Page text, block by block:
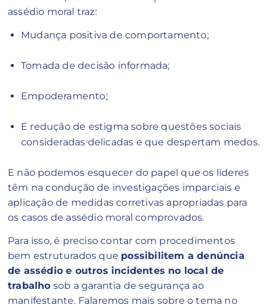
assédio moral traz:
Mudança positiva de comportamento;
Tomada de decisão informada;
Empoderamento;
E redução de estigma sobre questões sociais
consideradas delicadas e que despertam medos.
E não podemos esquecer do papel que os líderes
têm na condução de investigações imparciais e
aplicação de medidas corretivas apropriadas para
os casos de assédio moral comprovados.
Para isso, é preciso contar com procedimentos
bem estruturados que possibilitem a denúncia
de assédio e outros incidentes no local de
trabalho sob a garantia de segurança ao
manifestante. Falaremos mais sobre o tema no